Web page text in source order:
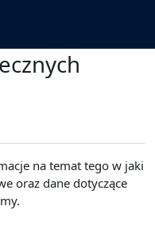
na temat tego w jaki
oraz dane dotyczące